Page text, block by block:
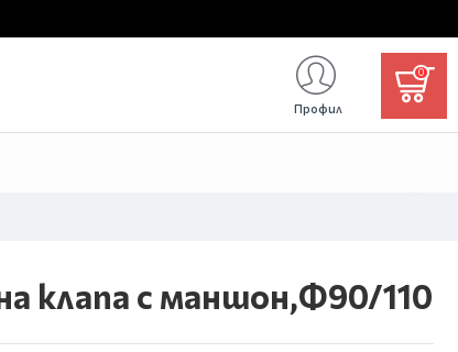
Профил
0
клапа с маншон,Ф90/110